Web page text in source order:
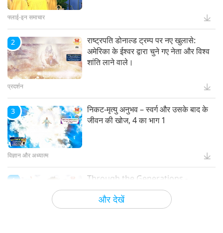
और देखें
फ्लाई-इन समाचार
2
राष्ट्रपति डोनाल्ड ट्रम्प पर नए खुलासे:
अमेरिका के ईश्वर द्वारा चुने गए नेता और विश्व
शांति लाने वाले।
प्रदर्शन
3
निकट-मृत्यु अनुभव – स्वर्ग और उसके बाद के
जीवन की खोज, 4 का भाग 1
विज्ञान और अध्यात्म
4
Through the Generations -
Animal Cultural Traditions